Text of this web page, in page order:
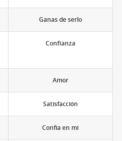
Ganas de serlo
Confianza
Amor
Satisfacción
Confía en mí